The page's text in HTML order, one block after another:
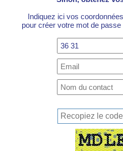
Indiquez ici vos
pour créer votre mot de